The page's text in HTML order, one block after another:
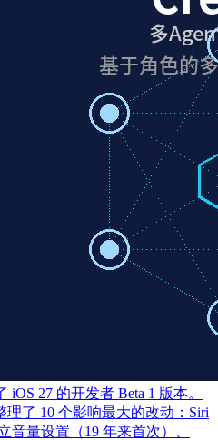
27 的开发者 Beta 1 版本。
了 10 个影响最大的改动：Siri
音量设置（19 年来首次）、